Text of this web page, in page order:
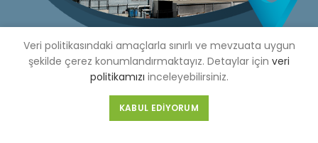
Copyright © 2020 Çetinkaya Pano |Çetinkaya Pano Fiyat
Veri politikasındaki amaçlarla sınırlı ve mevzuata uygun
şekilde çerez konumlandırmaktayız. Detaylar için veri
politikamızı inceleyebilirsiniz.
KABUL EDIYORUM